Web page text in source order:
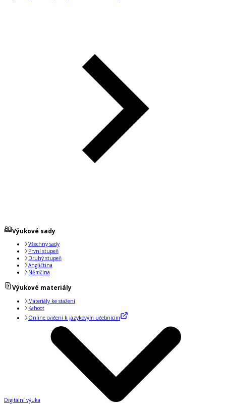
Výukové sady
Všechny sady
První stupeň
Druhý stupeň
Angličtina
Němčina
Výukové materiály
Materiály ke stažení
Kahoot
Online cvičení k jazykovým učebnicím
Digitální výuka